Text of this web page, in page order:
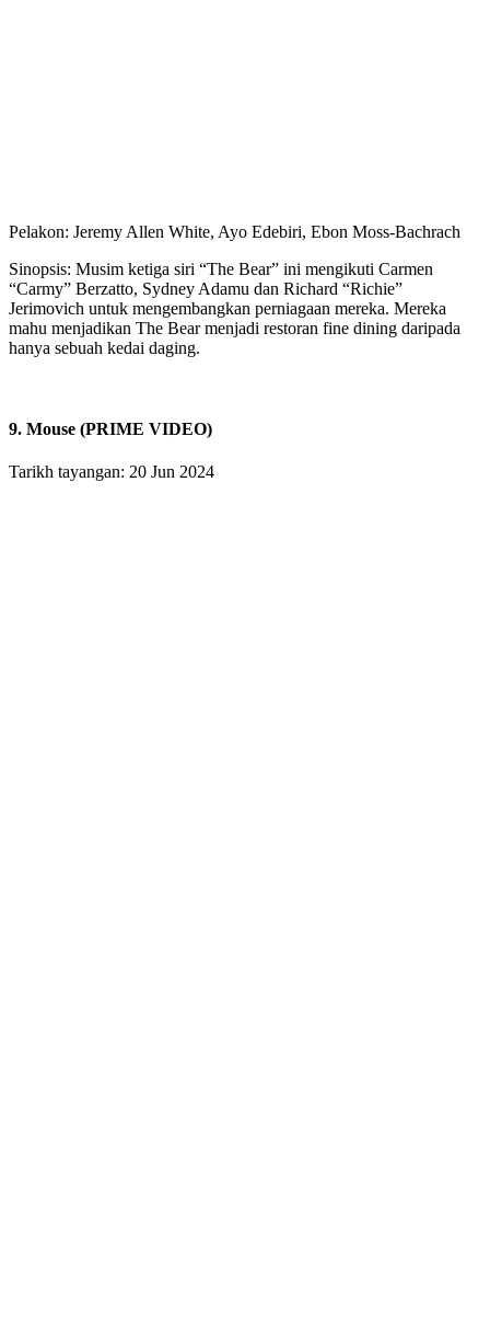
Pelakon: Jeremy Allen White, Ayo Edebiri, Ebon Moss-Bachrach
Sinopsis: Musim ketiga siri “The Bear” ini mengikuti Carmen
“Carmy” Berzatto, Sydney Adamu dan Richard “Richie”
Jerimovich untuk mengembangkan perniagaan mereka. Mereka
mahu menjadikan The Bear menjadi restoran fine dining daripada
hanya sebuah kedai daging.
9. Mouse (PRIME VIDEO)
Tarikh tayangan: 20 Jun 2024